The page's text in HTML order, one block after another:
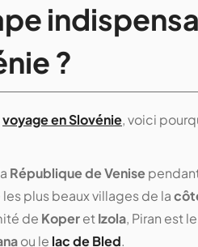
?
voyage en Slovénie, voici
République de Venise
plus beaux villages de la
de Koperet Izola, Piran est
ou le lac de Bled.